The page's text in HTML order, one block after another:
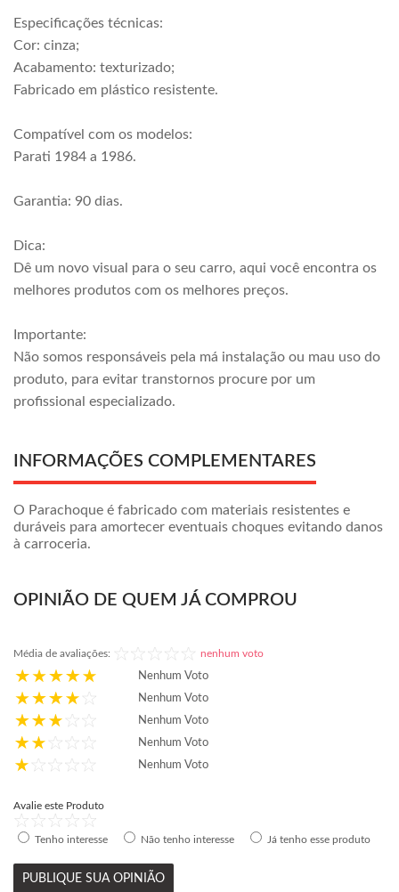
Especificações técnicas:
Cor: cinza;
Acabamento: texturizado;
Fabricado em plástico resistente.
Compatível com os modelos:
Parati 1984 a 1986.
Garantia: 90 dias.
Dica:
Dê um novo visual para o seu carro, aqui você encontra os
melhores produtos com os melhores preços.
Importante:
Não somos responsáveis pela má instalação ou mau uso do
produto, para evitar transtornos procure por um
profissional especializado.
INFORMAÇÕES COMPLEMENTARES
O Parachoque é fabricado com materiais resistentes e
duráveis para amortecer eventuais choques evitando danos
à carroceria.
OPINIÃO DE QUEM JÁ COMPROU
Média de avaliações: nenhum voto
Nenhum Voto
Nenhum Voto
Nenhum Voto
Nenhum Voto
Nenhum Voto
Avalie este Produto
Tenho interesse Não tenho interesse Já tenho esse produto
PUBLIQUE SUA OPINIÃO